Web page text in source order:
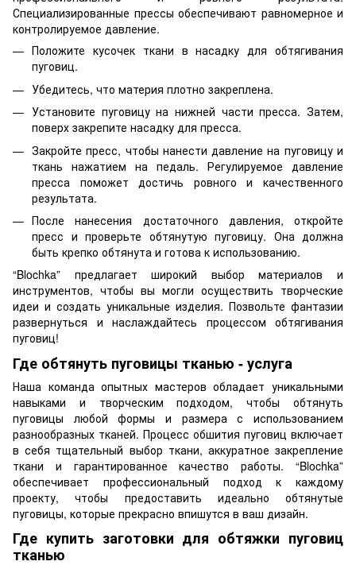
Специализированные прессы обеспечивают равномерное и
контролируемое давление.
Положите кусочек ткани в насадку для обтягивания
пуговиц.
Убедитесь, что материя плотно закреплена.
Установите пуговицу на нижней части пресса. Затем,
поверх закрепите насадку для пресса.
Закройте пресс, чтобы нанести давление на пуговицу и
ткань нажатием на педаль. Регулируемое давление
пресса поможет достичь ровного и качественного
результата.
После нанесения достаточного давления, откройте
пресс и проверьте обтянутую пуговицу. Она должна
быть крепко обтянута и готова к использованию.
“Blochka” предлагает широкий выбор материалов и
инструментов, чтобы вы могли осуществить творческие
идеи и создать уникальные изделия. Позвольте фантазии
развернуться и наслаждайтесь процессом обтягивания
пуговиц!
Где обтянуть пуговицы тканью - услуга
Наша команда опытных мастеров обладает уникальными
навыками и творческим подходом, чтобы обтянуть
пуговицы любой формы и размера с использованием
разнообразных тканей. Процесс обшития пуговиц включает
в себя тщательный выбор ткани, аккуратное закрепление
ткани и гарантированное качество работы. “Blochka”
обеспечивает профессиональный подход к каждому
проекту, чтобы предоставить идеально обтянутые
пуговицы, которые прекрасно впишутся в ваш дизайн.
Где купить заготовки для обтяжки пуговиц
тканью